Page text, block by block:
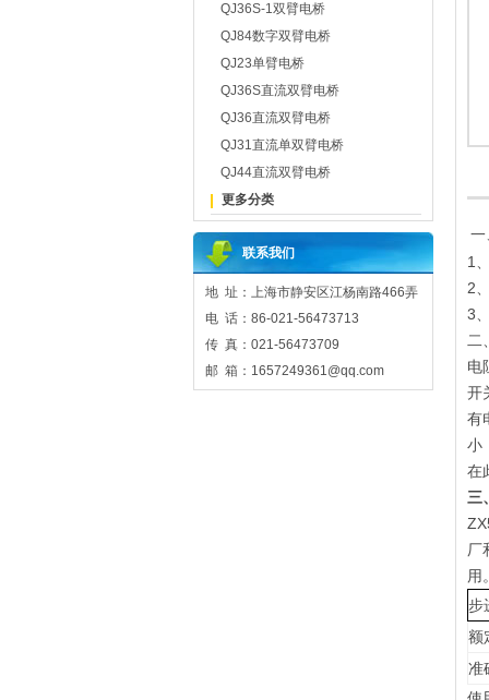
QJ36S-1双臂电桥
QJ84数字双臂电桥
QJ23单臂电桥
QJ36S直流双臂电桥
QJ36直流双臂电桥
QJ31直流单双臂电桥
QJ44直流双臂电桥
更多分类
联系我们
地 址：上海市静安区江杨南路466弄
电 话：86-021-56473713
传 真：021-56473709
邮 箱：1657249361@qq.com
一
1
2
3
二
电
开
有
小
在
三
厂
用
步
额
准